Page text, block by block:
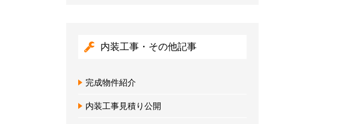
内装工事・その他記事
完成物件紹介
内装工事見積り公開